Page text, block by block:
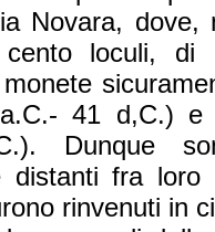
Novara, dove,
loculi, di
41 d,C.) e
Dunque
distanti fra loro
rinvenuti in